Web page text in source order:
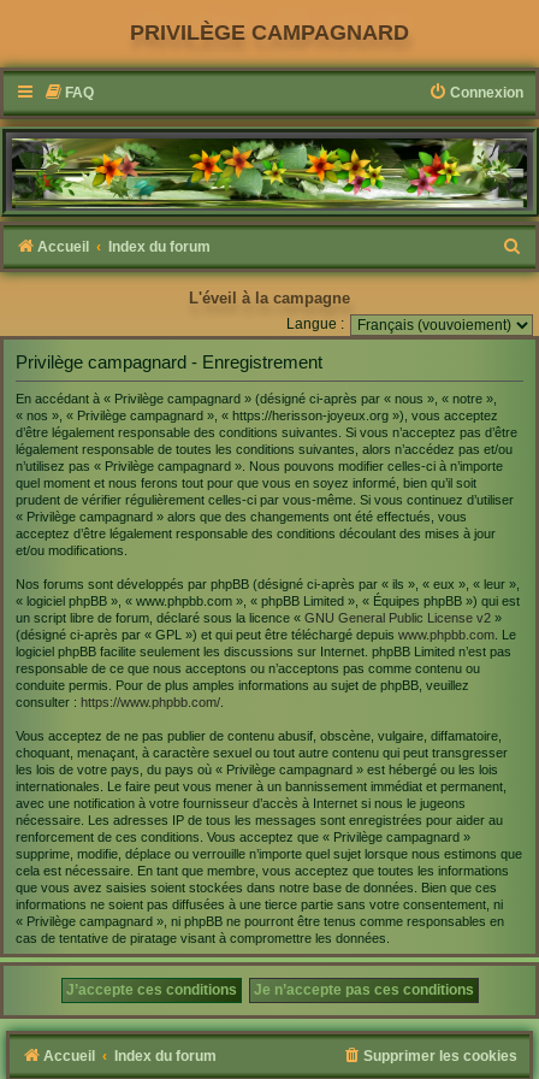
PRIVILÈGE CAMPAGNARD
FAQ Connexion
Accueil Index du forum
e
h
L'éveil à la campagne
Langue :
Privilège campagnard - Enregistrement
En accédant à « Privilège campagnard » (désigné ci-après par « nous », « notre »,
« nos », « Privilège campagnard », « https://herisson-joyeux.org »), vous acceptez
d’être légalement responsable des conditions suivantes. Si vous n’acceptez pas d’être
légalement responsable de toutes les conditions suivantes, alors n’accédez pas et/ou
n’utilisez pas « Privilège campagnard ». Nous pouvons modifier celles-ci à n’importe
quel moment et nous ferons tout pour que vous en soyez informé, bien qu’il soit
prudent de vérifier régulièrement celles-ci par vous-même. Si vous continuez d’utiliser
« Privilège campagnard » alors que des changements ont été effectués, vous
acceptez d’être légalement responsable des conditions découlant des mises à jour
et/ou modifications.
Nos forums sont développés par phpBB (désigné ci-après par « ils », « eux », « leur »,
« logiciel phpBB », « www.phpbb.com », « phpBB Limited », « Équipes phpBB ») qui est
un script libre de forum, déclaré sous la licence « GNU General Public License v2 »
(désigné ci-après par « GPL ») et qui peut être téléchargé depuis www.phpbb.com . Le
logiciel phpBB facilite seulement les discussions sur Internet. phpBB Limited n’est pas
responsable de ce que nous acceptons ou n’acceptons pas comme contenu ou
conduite permis. Pour de plus amples informations au sujet de phpBB, veuillez
consulter : https://www.phpbb.com/
Vous acceptez de ne pas publier de contenu abusif, obscène, vulgaire, diffamatoire,
choquant, menaçant, à caractère sexuel ou tout autre contenu qui peut transgresser
les lois de votre pays, du pays où « Privilège campagnard » est hébergé ou les lois
internationales. Le faire peut vous mener à un bannissement immédiat et permanent,
avec une notification à votre fournisseur d’accès à Internet si nous le jugeons
nécessaire. Les adresses IP de tous les messages sont enregistrées pour aider au
renforcement de ces conditions. Vous acceptez que « Privilège campagnard »
supprime, modifie, déplace ou verrouille n’importe quel sujet lorsque nous estimons que
cela est nécessaire. En tant que membre, vous acceptez que toutes les informations
que vous avez saisies soient stockées dans notre base de données. Bien que ces
informations ne soient pas diffusées à une tierce partie sans votre consentement, ni
« Privilège campagnard », ni phpBB ne pourront être tenus comme responsables en
cas de tentative de piratage visant à compromettre les données.
Accueil Index du forum Supprimer les cookies